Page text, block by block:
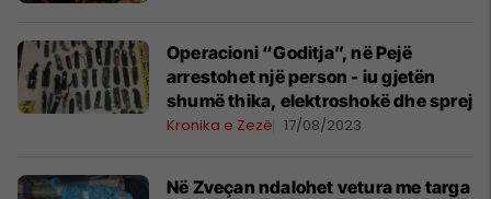
Operacioni “Goditja”, në Pejë
arrestohet një person - iu gjetën
shumë thika, elektroshokë dhe sprej
Kronika e Zezë 17/08/2023
Në Zveçan ndalohet vetura me targa